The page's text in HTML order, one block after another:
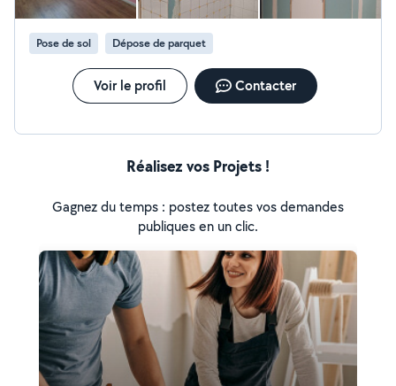
Pose de sol Dépose de parquet
Voir le profil Contacter
Réalisez vos Projets !
Gagnez du temps : postez toutes vos demandes
publiques en un clic.